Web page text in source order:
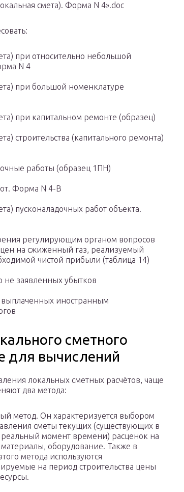
смета). Форма N 4».doc
при относительно небольшой
N 4
при большой номенклатуре
при капитальном ремонте (образец)
строительства (капитального ремонта)
работы (образец 1ПН)
Форма N 4-В
пусконаладочных работ объекта.
регулирующим органом вопросов
на сжиженный газ, реализуемый
чистой прибыли (таблица 14)
не заявленных убытков
иностранным
сметного
для вычислений
локальных сметных расчётов, чаще
два метода:
метод. Он характеризуется выбором
сметы текущих (существующих в
момент времени) расценок на
оборудование. Также в
метода используются
на период строительства цены